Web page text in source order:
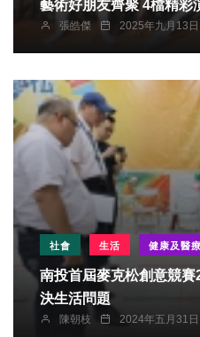
藝術好朋友齊聚 4檔精彩
張皓傑 2025年九月13日
社會 生活 健康及醫療
南投首屆麥克松創意競
決生活問題
陳朝枝 2024年五月31日